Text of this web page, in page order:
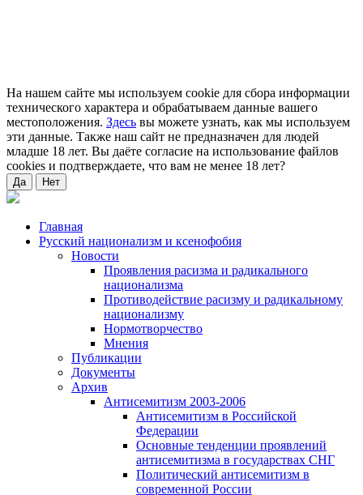
На нашем сайте мы используем cookie для сбора информации
технического характера и обрабатываем данные вашего
местоположения. Здесь вы можете узнать, как мы используем
эти данные. Также наш сайт не предназначен для людей
младше 18 лет. Вы даёте согласие на использование файлов
cookies и подтверждаете, что вам не менее 18 лет?
Да Нет
Главная
Русский национализм и ксенофобия
Новости
Проявления расизма и радикального
национализма
Противодействие расизму и радикальному
национализму
Нормотворчество
Мнения
Публикации
Документы
Архив
Антисемитизм 2003-2006
Антисемитизм в Российской
Федерации
Основные тенденции проявлений
антисемитизма в государствах СНГ
Политический антисемитизм в
современной России